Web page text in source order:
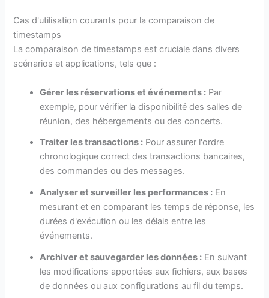
Cas d'utilisation courants pour la comparaison de
timestamps
La comparaison de timestamps est cruciale dans divers
scénarios et applications, tels que :
Gérer les réservations et événements : Par
exemple, pour vérifier la disponibilité des salles de
réunion, des hébergements ou des concerts.
Traiter les transactions : Pour assurer l'ordre
chronologique correct des transactions bancaires,
des commandes ou des messages.
Analyser et surveiller les performances : En
mesurant et en comparant les temps de réponse, les
durées d'exécution ou les délais entre les
événements.
Archiver et sauvegarder les données : En suivant
les modifications apportées aux fichiers, aux bases
de données ou aux configurations au fil du temps.